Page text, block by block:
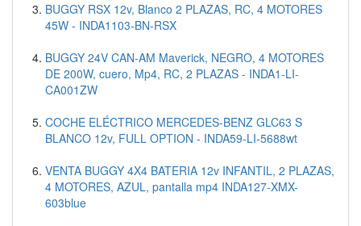
BUGGY RSX 12v, Blanco 2 PLAZAS, RC, 4 MOTORES
45W - INDA1103-BN-RSX
BUGGY 24V CAN-AM Maverick, NEGRO, 4 MOTORES
DE 200W, cuero, Mp4, RC, 2 PLAZAS - INDA1-LI-
CA001ZW
COCHE ELÉCTRICO MERCEDES-BENZ GLC63 S
BLANCO 12v, FULL OPTION - INDA59-LI-5688wt
VENTA BUGGY 4X4 BATERIA 12v INFANTIL, 2 PLAZAS,
4 MOTORES, AZUL, pantalla mp4 INDA127-XMX-
603blue